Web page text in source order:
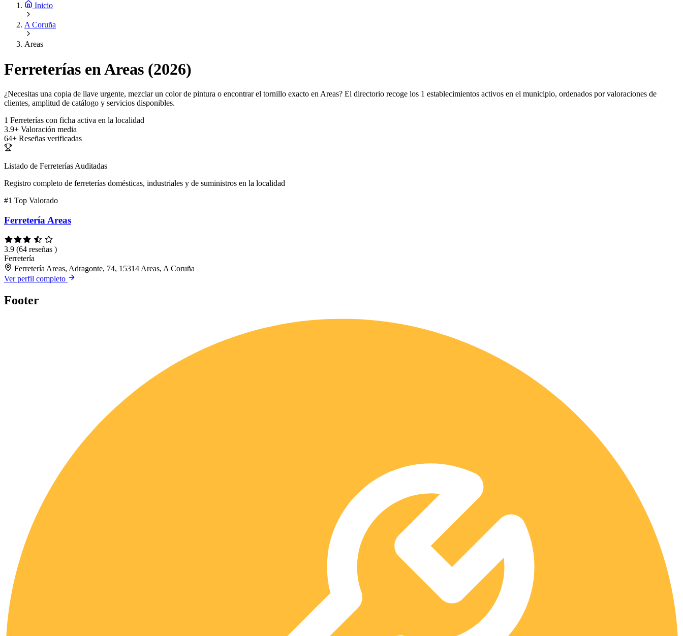
Inicio
A Coruña
Areas
Ferreterías en Areas (2026)
¿Necesitas una copia de llave urgente, mezclar un color de pintura o encontrar el tornillo exacto en Areas? El directorio recoge los 1 establecimientos activos en el municipio, ordenados por valoraciones de
clientes, amplitud de catálogo y servicios disponibles.
1 Ferreterías con ficha activa en la localidad
3.9+ Valoración media
64+ Reseñas verificadas
Listado de Ferreterías Auditadas
Registro completo de ferreterías domésticas, industriales y de suministros en la localidad
#1 Top Valorado
Ferretería Areas
3.9 (64 reseñas )
Ferretería
Ferretería Areas, Adragonte, 74, 15314 Areas, A Coruña
Ver perfil completo
Footer